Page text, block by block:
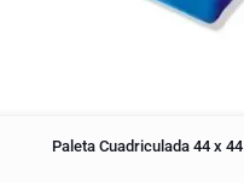
Paleta Cuadriculada 44 x 44